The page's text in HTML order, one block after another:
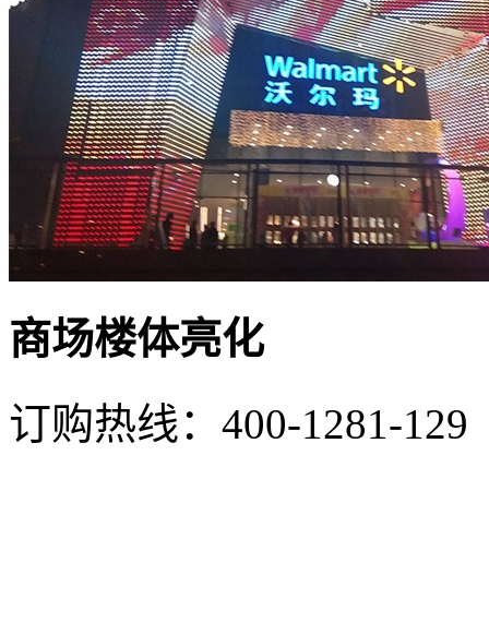
商场楼体亮化
订购热线： 400-1281-129